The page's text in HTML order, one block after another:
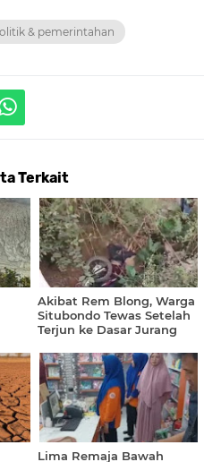
& pemerintahan
Terkait
Akibat Rem Blong, Warga
Situbondo Tewas Setelah
Terjun ke Dasar Jurang
Lima Remaja Bawah